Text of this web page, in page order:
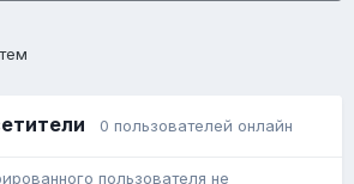
0 пользователей онлайн
пользователя не